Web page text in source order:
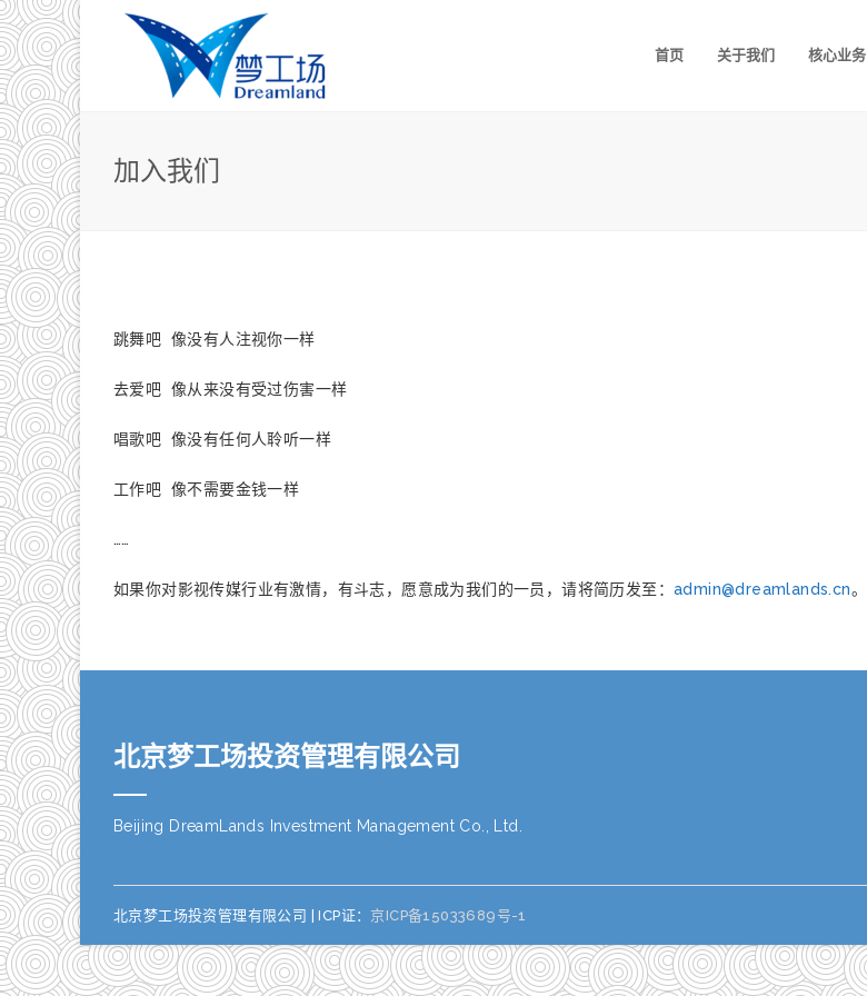
首页 关于我们 核心业务
加入我们
跳舞吧 像没有人注视你一样
去爱吧 像从来没有受过伤害一样
唱歌吧 像没有任何人聆听一样
工作吧 像不需要金钱一样
……
如果你对影视传媒行业有激情，有斗志，愿意成为我们的一员，请将简历发至： admin@dreamlands.cn。
北京梦工场投资管理有限公司
Beijing DreamLands Investment Management Co., Ltd.
北京梦工场投资管理有限公司 | ICP证： 京ICP备15033689号-1